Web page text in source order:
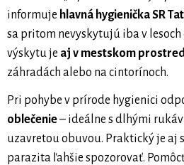
informuje hlavná hygienička SR
sa pritom nevyskytujú iba v lesoch
výskytu je aj v mestskom
záhradách alebo na cintorínoch.
Pri pohybe v prírode hygienici
oblečenie– ideálne s dlhými
uzavretou obuvou. Praktický je aj
parazita ľahšie spozorovať.